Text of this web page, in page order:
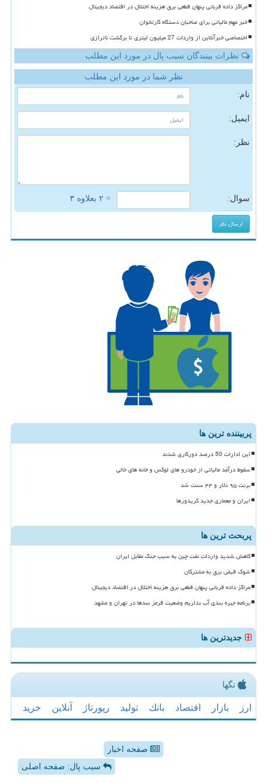
مراکز داده قربانی پنهان قطعی برق هزینه اختلال در اقتصاد دیجیتال
خبر مهم مالیاتی برای صاحبان دستگاه کارتخوان
اختصاصی خبرآنلاین از واردات 27 میلیون لیتری تا برگشت ناترازی
نظرات بینندگان سیب پال در مورد این مطلب
نظر شما در مورد این مطلب
نام:
ایمیل:
نظر:
سوال: = ۲ بعلاوه ۳
پربیننده ترین ها
این ادارات 50 درصد دورکاری شدند
سقوط درآمد مالیاتی از خودرو های لوکس و خانه های خالی
برنت ۹۵ دلار و ۴۴ سنت شد
ایران و معماری جدید کریدورها
پربحث ترین ها
کاهش شدید واردات نفت چین به سبب جنگ مقابل ایران
شوک قبض برق به مشترکان
مراکز داده قربانی پنهان قطعی برق هزینه اختلال در اقتصاد دیجیتال
برنامه جیره بندی آب نداریم وضعیت قرمز سدها در تهران و مشهد
جدیدترین ها
تگها
ارز بازار اقتصاد بانك تولید رپورتاژ آنلاین خرید
صفحه اخبار
سیب پال: صفحه اصلی